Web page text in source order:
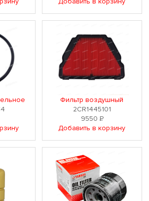
Фильтр воздушный
2CR1445101
9550Р
Добавить в корзину